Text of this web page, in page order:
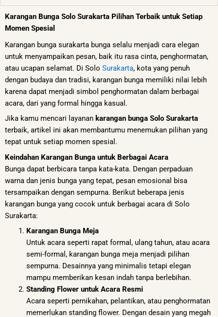
Karangan Bunga Solo Surakarta Pilihan Terbaik untuk Setiap
Momen Spesial
Karangan bunga surakarta bunga selalu menjadi cara elegan
untuk menyampaikan pesan, baik itu rasa cinta, penghormatan,
atau ucapan selamat. Di Solo Surakarta, kota yang penuh
dengan budaya dan tradisi, karangan bunga memiliki nilai lebih
karena dapat menjadi simbol penghormatan dalam berbagai
acara, dari yang formal hingga kasual.
Jika kamu mencari layanan karangan bunga Solo Surakarta
terbaik, artikel ini akan membantumu menemukan pilihan yang
tepat untuk setiap momen spesial.
Keindahan Karangan Bunga untuk Berbagai Acara
Bunga dapat berbicara tanpa kata-kata. Dengan perpaduan
warna dan jenis bunga yang tepat, pesan emosional bisa
tersampaikan dengan sempurna. Berikut beberapa jenis
karangan bunga yang cocok untuk berbagai acara di Solo
Surakarta:
Karangan Bunga Meja
Untuk acara seperti rapat formal, ulang tahun, atau acara
semi-formal, karangan bunga meja menjadi pilihan
sempurna. Desainnya yang minimalis tetapi elegan
mampu memberikan kesan indah tanpa berlebihan.
Standing Flower untuk Acara Resmi
Acara seperti pernikahan, pelantikan, atau penghormatan
memerlukan standing flower. Dengan desain yang megah